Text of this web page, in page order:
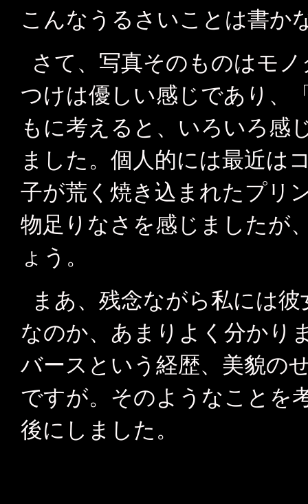
こんなうるさいことは書か
さて、写真そのものはモ
つけは優しい感じであり、
もに考えると、いろいろ感
ました。個人的には最近は
子が荒く焼き込まれたプリ
物足りなさを感じましたが
ょう。
まあ、残念ながら私には
なのか、あまりよく分かり
バースという経歴、美貌の
ですが。そのようなことを
後にしました。